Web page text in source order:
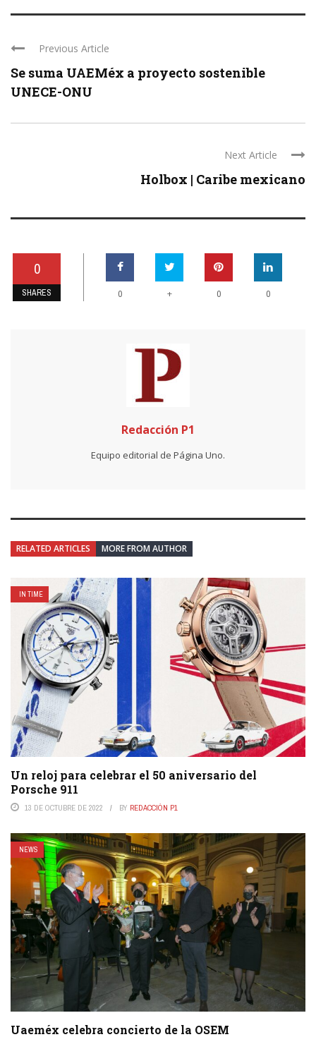
Previous Article
Se suma UAEMéx a proyecto sostenible
UNECE-ONU
Next Article
Holbox | Caribe mexicano
0
SHARES 0 + 0 0
Redacción P1
Equipo editorial de Página Uno.
RELATED ARTICLES MORE FROM AUTHOR
IN TIME
Un reloj para celebrar el 50 aniversario del
Porsche 911
13 DE OCTUBRE DE 2022 BY REDACCIÓN P1
NEWS
Uaeméx celebra concierto de la OSEM